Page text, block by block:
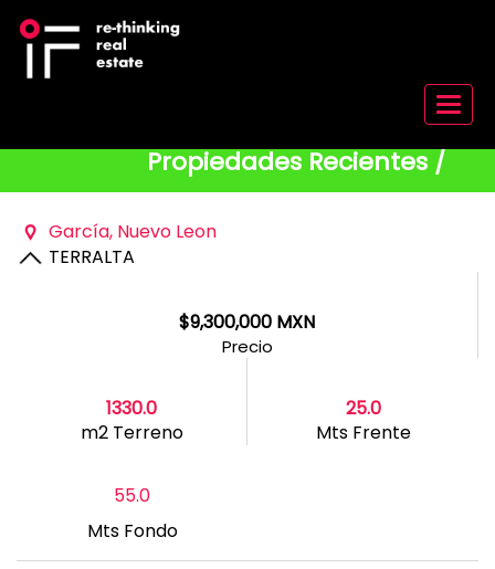
Menu
Propiedades Recientes /
Garcí­a, Nuevo Leon
TERRALTA
$9,300,000 MXN
Precio
1330.0
m2 Terreno
25.0
Mts Frente
55.0
Mts Fondo